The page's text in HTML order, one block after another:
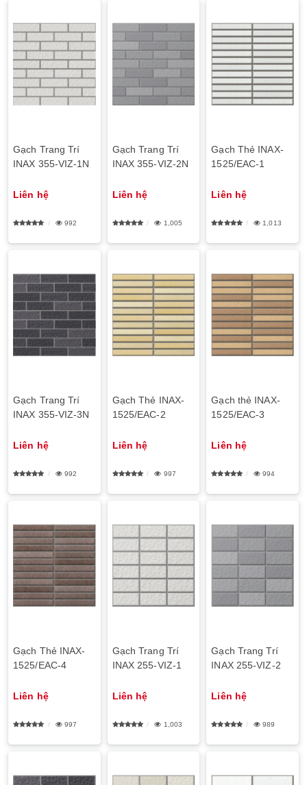
Gạch Trang Trí
INAX 355-VIZ-1N
Liên hệ
992
Gạch Trang Trí
INAX 355-VIZ-2N
Liên hệ
1,005
Gạch Thẻ INAX-
1525/EAC-1
Liên hệ
1,013
Gạch Trang Trí
INAX 355-VIZ-3N
Liên hệ
992
Gạch Thẻ INAX-
1525/EAC-2
Liên hệ
997
Gạch thẻ INAX-
1525/EAC-3
Liên hệ
994
Gạch Thẻ INAX-
1525/EAC-4
Liên hệ
997
Gạch Trang Trí
INAX 255-VIZ-1
Liên hệ
1,003
Gạch Trang Trí
INAX 255-VIZ-2
Liên hệ
989